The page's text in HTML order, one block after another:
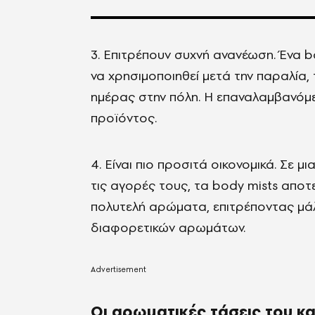
3. Επιτρέπουν συχνή ανανέωση. Ένα
να χρησιμοποιηθεί μετά την
ημέρας στην πόλη. Η
προϊόντος.
4. Είναι πιο προσιτά οικονομικά. Σε
τις αγορές τους, τα body mists
πολυτελή αρώματα, επιτρέποντας
διαφορετικών αρωμάτων.